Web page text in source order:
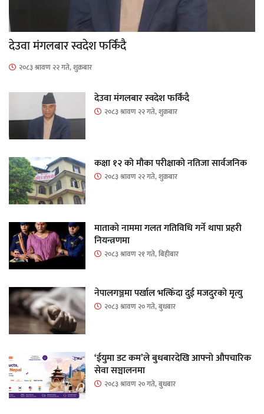
देउवा मंगलबार स्वदेश फर्किंदै
२०८३ श्रावण २२ गते, शुक्रबार
देउवा मंगलबार स्वदेश फर्किंदै
२०८३ श्रावण २२ गते, शुक्रबार
कक्षा १२ को मौका परीक्षाको नतिजा सार्वजनिक
२०८३ श्रावण २२ गते, शुक्रबार
माताकाे नाममा गलत गतिविधि गर्ने थापा प्रहरी
नियन्त्रणमा
२०८३ श्रावण २१ गते, बिहीबार
नेपालगञ्जमा पर्खाल भत्किँदा दुई मजदुरको मृत्यु
२०८३ श्रावण २० गते, बुधबार
‘ईयुमा डट कम’ले बुधबारदेखि आफ्नो औपचारिक
सेवा सञ्चालनमा
२०८३ श्रावण २० गते, बुधबार